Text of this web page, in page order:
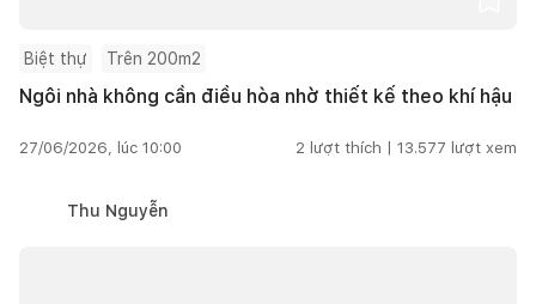
Biệt thự Trên 200m2
Ngôi nhà không cần điều hòa nhờ thiết kế theo khí hậu
27/06/2026, lúc 10:00 2 lượt thích | 13.577 lượt xem
Thu Nguyễn